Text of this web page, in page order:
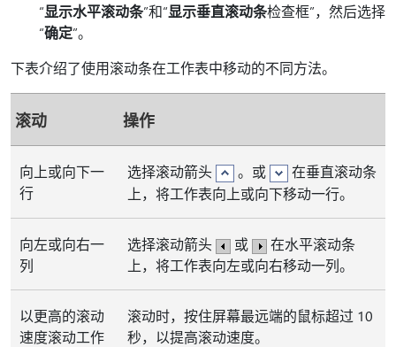
“显示水平滚动条”和“显示垂直滚动条检查框”，然后选择
“确定”。
下表介绍了使用滚动条在工作表中移动的不同方法。
滚动 操作
向上或向下一
行
选择滚动箭头 。或
在垂直滚动条
上，将工作表向上或向下移动一行。
向左或向右一
列
选择滚动箭头 或
在水平滚动条
上，将工作表向左或向右移动一列。
以更高的滚动
速度滚动工作
滚动时，按住屏幕最远端的鼠标超过 10
秒，以提高滚动速度。